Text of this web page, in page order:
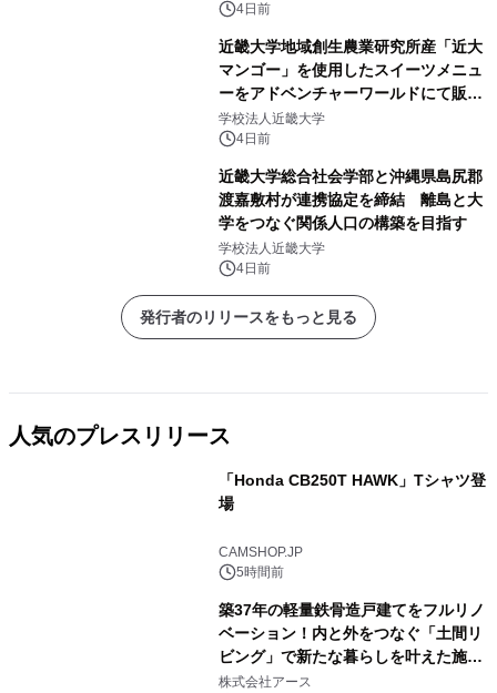
4日前
近畿大学地域創生農業研究所産「近大
マンゴー」を使用したスイーツメニュ
ーをアドベンチャーワールドにて販売
します パークでしか味わえない期間
限定スイーツを楽しんで♪
学校法人近畿大学
4日前
近畿大学総合社会学部と沖縄県島尻郡
渡嘉敷村が連携協定を締結 離島と大
学をつなぐ関係人口の構築を目指す
学校法人近畿大学
4日前
発行者のリリースをもっと見る
人気のプレスリリース
「Honda CB250T HAWK」Tシャツ登
場
CAMSHOP.JP
5時間前
築37年の軽量鉄骨造戸建てをフルリノ
ベーション！内と外をつなぐ「土間リ
ビング」で新たな暮らしを叶えた施工
事例を株式会社アースが公開
株式会社アース